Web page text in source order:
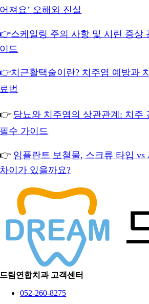
어져요’ 오해와 진실
👉스케일링 주의 사항 및 시린 증상
이드
👉치근활택술이란? 치주염 예방과
료법
👉 당뇨와 치주염의 상관관계: 치주
필수 가이드
👉 임플란트 보철물, 스크류 타입 vs
차이가 있을까요?
드림연합치과 고객센터
052-260-8275